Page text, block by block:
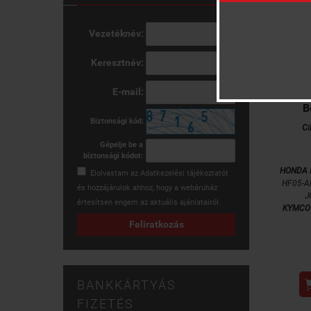
Vezetéknév:
Keresztnév:
E-mail:
Biztonsági kód:
Gépelje be a
biztonsági kódot:
Elolvastam az Adatkezelési tájékoztatót
és hozzájárulok ahhoz, hogy a webáruház
értesítsen engem az aktuális ajánlatairól.
Feliratkozás
BANKKÁRTYÁS
FIZETÉS
HONDA
HF05-
KYMCO